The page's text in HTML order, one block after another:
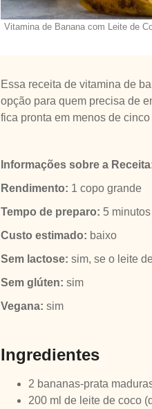
Vitamina de Banana com Leite de
Essa receita de vitamina de
opção para quem precisa de
fica pronta em menos de cinco
Informações sobre a
Rendimento: 1 copo grande
Tempo de preparo: 5 minutos
Custo estimado: baixo
Sem lactose: sim, se o leite
Sem glúten: sim
Vegana: sim
Ingredientes
2 bananas-prata
200 ml de leite de coco